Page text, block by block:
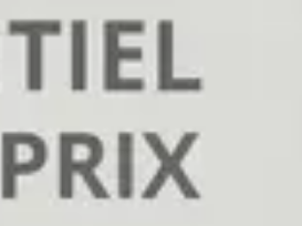
TendancesObjets connectés